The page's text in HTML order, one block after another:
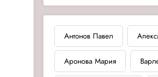
Антонов Павел
Аронова Мария